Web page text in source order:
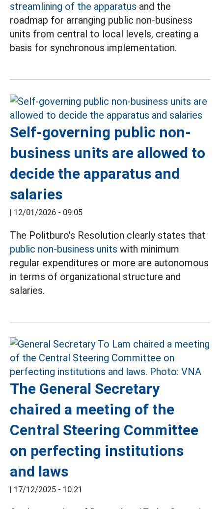
streamlining of the apparatus and the
roadmap for arranging public non-business
units from central to local levels, creating a
basis for synchronous implementation.
Self-governing public non-
business units are allowed to
decide the apparatus and
salaries
| 12/01/2026 - 09:05
The Politburo's Resolution clearly states that
public non-business units with minimum
regular expenditures or more are autonomous
in terms of organizational structure and
salaries.
The General Secretary
chaired a meeting of the
Central Steering Committee
on perfecting institutions
and laws
| 17/12/2025 - 10:21